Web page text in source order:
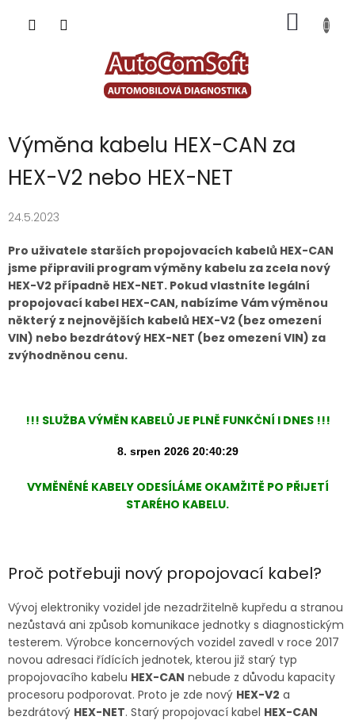
KOŠÍK
Výměna kabelu HEX-CAN za
HEX-V2 nebo HEX-NET
24.5.2023
Pro uživatele starších propojovacích kabelů HEX-CAN
jsme připravili program výměny kabelu za zcela nový
HEX-V2 případně HEX-NET. Pokud vlastníte legální
propojovací kabel HEX-CAN, nabízíme Vám výměnou
některý z nejnovějších kabelů HEX-V2 (bez omezení
VIN) nebo bezdrátový HEX-NET (bez omezení VIN) za
zvýhodněnou cenu.
!!! SLUŽBA VÝMĚN KABELŮ JE PLNĚ FUNKČNÍ I DNES !!!
VYMĚNĚNÉ KABELY ODESÍLÁME OKAMŽITĚ PO PŘIJETÍ
STARÉHO KABELU.
Proč potřebuji nový propojovací kabel?
Vývoj elektroniky vozidel jde nezadržitelně kupředu a stranou
nezůstavá ani způsob komunikace jednotky s diagnostickým
testerem. Výrobce koncernových vozidel zavedl v roce 2017
novou adresaci řídících jednotek, kterou již starý typ
propojovacího kabelu HEX-CAN nebude z důvodu kapacity
procesoru podporovat. Proto je zde nový HEX-V2 a
bezdrátový HEX-NET. Starý propojovací kabel HEX-CAN